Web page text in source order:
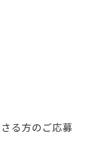
る方のご応募